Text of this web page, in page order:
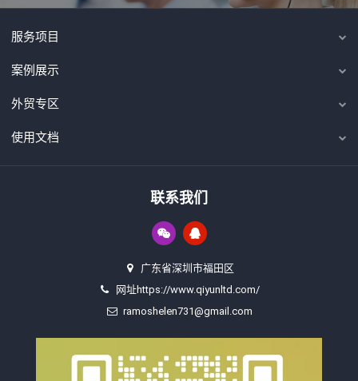
服务项目
案例展示
外贸专区
使用文档
联系我们
广东省深圳市福田区
网址https://www.qiyunltd.com/
ramoshelen731@gmail.com